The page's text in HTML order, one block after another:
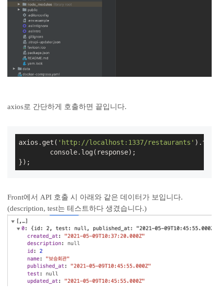
axios로 간단하게 호출하면 끝입니다.
axios.get( 'http://localhost:1337/restaurants'
});
Front에서 API 호출 시 아래와 같은 데이터가 보입니다.
(description, test는 테스트하다 생겼습니다.)